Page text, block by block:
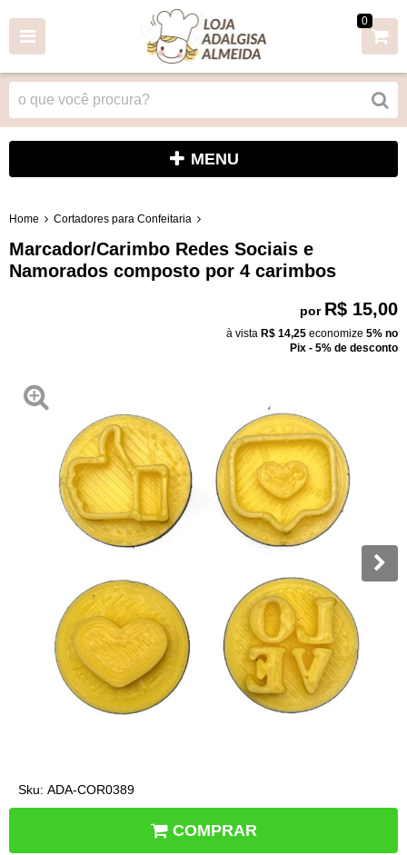
0
MENU
Home Cortadores para Confeitaria
Marcador/Carimbo Redes Sociais e
Namorados composto por 4 carimbos
por R$ 15,00
à vista R$ 14,25 economize 5% no
Pix - 5% de desconto
Sku: ADA-COR0389
COMPRAR